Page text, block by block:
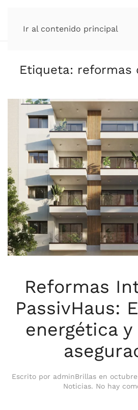
Ir al contenido principal
Etiqueta: reformas
Reformas
PassivHaus:
energética
Escrito por adminBrillasen
Noticias. No hay